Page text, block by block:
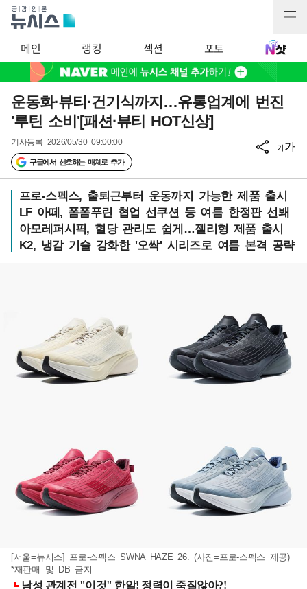
메인 랭킹 섹션 포토
운동화·뷰티·건기식까지…유통업계에 번진
'루틴 소비'[패션·뷰티 HOT신상]
기사등록 2026/05/30 09:00:00
구글에서 선호하는 매체로 추가
가가
프로-스펙스, 출퇴근부터 운동까지 가능한 제품 출시
LF 아떼, 폼폼푸린 협업 선쿠션 등 여름 한정판 선봬
아모레퍼시픽, 혈당 관리도 쉽게…젤리형 제품 출시
K2, 냉감 기술 강화한 '오싹' 시리즈로 여름 본격 공략
[서울=뉴시스] 프로-스펙스 SWNA HAZE 26. (사진=프로-스펙스 제공)
*재판매 및 DB 금지